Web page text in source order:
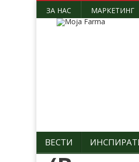
ЗА НАС МАРКЕТИНГ
ВЕСТИ